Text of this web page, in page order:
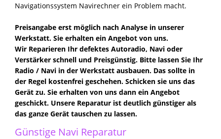
Navigationssystem Navirechner ein Problem macht.
Preisangabe erst möglich nach Analyse in unserer
Werkstatt. Sie erhalten ein Angebot von uns.
Wir Reparieren Ihr defektes Autoradio, Navi oder
Verstärker schnell und Preisgünstig. Bitte lassen Sie Ihr
Radio / Navi in der Werkstatt ausbauen. Das sollte in
der Regel kostenfrei geschehen. Schicken sie uns das
Gerät zu. Sie erhalten von uns dann ein Angebot
geschickt. Unsere Reparatur ist deutlich günstiger als
das ganze Gerät tauschen zu lassen.
Günstige Navi Reparatur